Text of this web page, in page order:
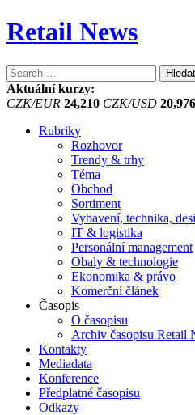
Retail News
Vyhledávání
Aktuální kurzy:
CZK/EUR 24,210 CZK/USD 20,976
Rubriky
Rozhovor
Trendy & trhy
Téma
Obchod
Sortiment
Vybavení, technika,
IT & logistika
Personální management
Obaly & technologie
Ekonomika & právo
Komerční článek
Časopis
O časopisu
Archiv časopisu Retail
Kontakty
Mediadata
Konference
Předplatné časopisu
Odkazy